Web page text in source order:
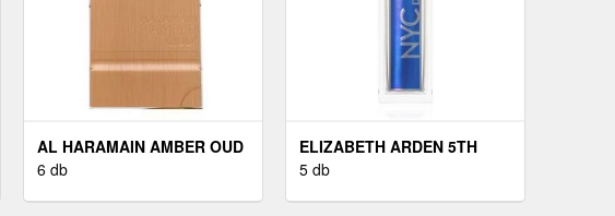
AL HARAMAIN AMBER OUD
EAU DE PARFUM UNISZEX
6 db
ELIZABETH ARDEN 5TH
AVENUE EAU DE PARFUM
5 db